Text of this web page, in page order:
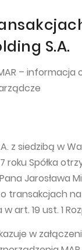
S.A.
–
z siedzibą w
roku Spółka
Jarosława
transakcjach
art. 19 ust. 1
w